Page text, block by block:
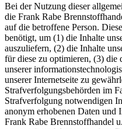
Bei der Nutzung dieser
die Frank Rabe
auf die betroffene Person.
benötigt, um (1) die Inhalte
auszuliefern, (2) die Inhalte
für diese zu optimieren, (3) die
unserer
unserer Internetseite zu
Strafverfolgungsbehörden im
Strafverfolgung notwendigen
anonym erhobenen Daten und
Frank Rabe Brennstoffhandel